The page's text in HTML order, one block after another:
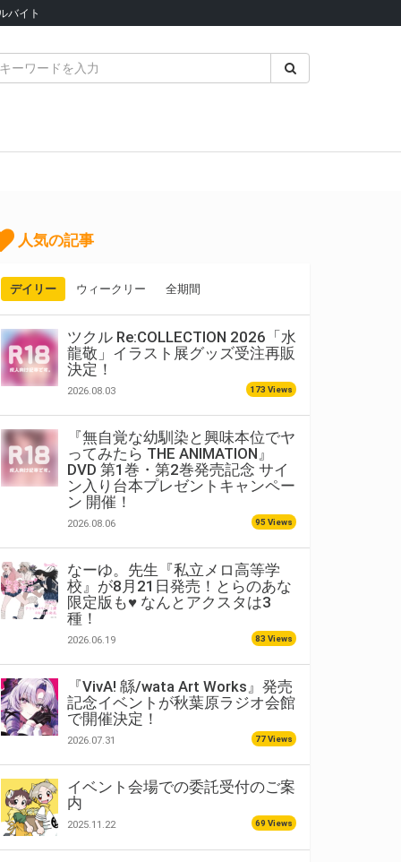
バイト
人気の記事
デイリー ウィークリー 全期間
ツクル Re:COLLECTION 2026「水
龍敬」イラスト展グッズ受注再販
決定！
2026.08.03 173 Views
『無自覚な幼馴染と興味本位でヤ
ってみたら THE ANIMATION』
DVD 第1巻・第2巻発売記念 サイ
ン入り台本プレゼントキャンペー
ン 開催！
2026.08.06 95 Views
なーゆ。先生『私立メロ高等学
校』が8月21日発売！とらのあな
限定版も♥ なんとアクスタは3
種！
2026.06.19 83 Views
『VivA! 緜/wata Art Works』発売
記念イベントが秋葉原ラジオ会館
で開催決定！
2026.07.31 77 Views
イベント会場での委託受付のご案
内
2025.11.22 69 Views